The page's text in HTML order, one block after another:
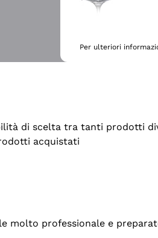
di scelta tra tanti prodotti
acquistati
molto professionale e
Per ulteriori